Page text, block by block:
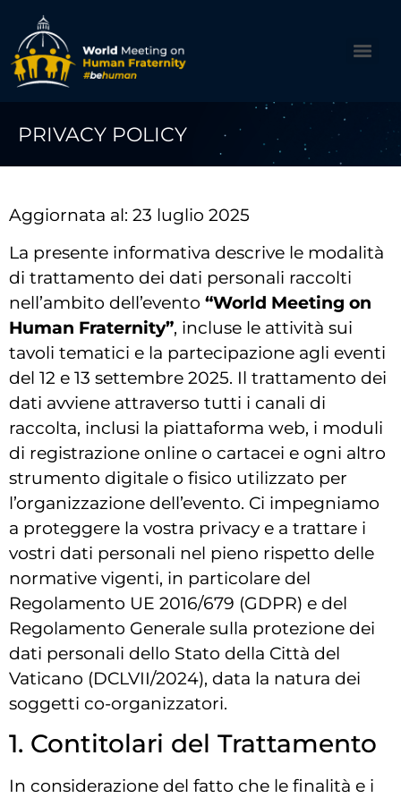
PRIVACY POLICY
Aggiornata al: 23 luglio 2025
La presente informativa descrive le modalità
di trattamento dei dati personali raccolti
nell’ambito dell’evento “World Meeting on
Human Fraternity”, incluse le attività sui
tavoli tematici e la partecipazione agli eventi
del 12 e 13 settembre 2025. Il trattamento dei
dati avviene attraverso tutti i canali di
raccolta, inclusi la piattaforma web, i moduli
di registrazione online o cartacei e ogni altro
strumento digitale o fisico utilizzato per
l’organizzazione dell’evento. Ci impegniamo
a proteggere la vostra privacy e a trattare i
vostri dati personali nel pieno rispetto delle
normative vigenti, in particolare del
Regolamento UE 2016/679 (GDPR) e del
Regolamento Generale sulla protezione dei
dati personali dello Stato della Città del
Vaticano (DCLVII/2024), data la natura dei
soggetti co-organizzatori.
1. Contitolari del Trattamento
In considerazione del fatto che le finalità e i